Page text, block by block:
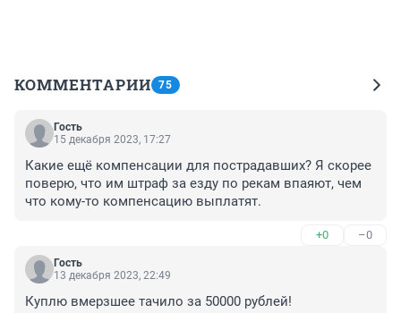
КОММЕНТАРИИ 75
Гость
15 декабря 2023, 17:27
Какие ещё компенсации для пострадавших? Я скорее
поверю, что им штраф за езду по рекам впаяют, чем
что кому-то компенсацию выплатят.
+0 –0
Гость
13 декабря 2023, 22:49
Куплю вмерзшее тачило за 50000 рублей!